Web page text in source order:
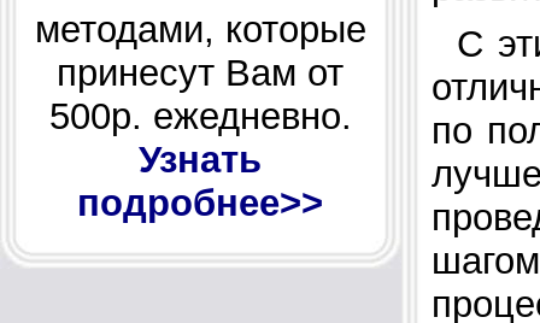
методами, которые
принесут Вам от
500р. ежедневно.
Узнать
подробнее>>
С
по